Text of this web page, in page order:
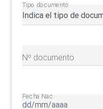
Tipo documento
Nº documento
Fecha Nac.